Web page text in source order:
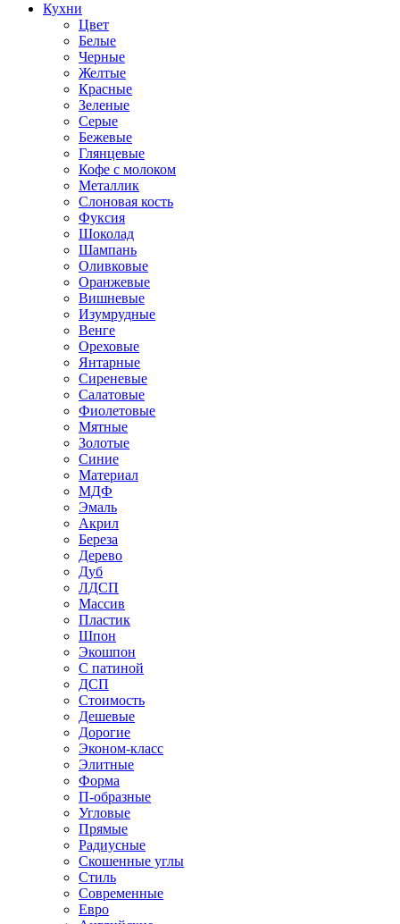
Кухни
Цвет
Белые
Черные
Желтые
Красные
Зеленые
Серые
Бежевые
Глянцевые
Кофе с молоком
Металлик
Слоновая кость
Фуксия
Шоколад
Шампань
Оливковые
Оранжевые
Вишневые
Изумрудные
Венге
Ореховые
Янтарные
Сиреневые
Салатовые
Фиолетовые
Мятные
Золотые
Синие
Материал
МДФ
Эмаль
Акрил
Береза
Дерево
Дуб
ЛДСП
Массив
Пластик
Шпон
Экошпон
С патиной
ДСП
Стоимость
Дешевые
Дорогие
Эконом-класс
Элитные
Форма
П-образные
Угловые
Прямые
Радиусные
Скошенные углы
Стиль
Современные
Евро